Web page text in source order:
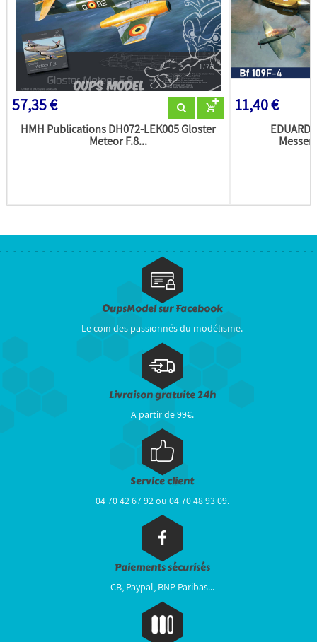
57,35 €
HMH Publications DH072-LEK005 Gloster
Meteor F.8...
11,40 €
OupsModel sur Facebook
Le coin des passionnés du modélisme.
Livraison gratuite 24h
A partir de 99€.
Service client
04 70 42 67 92 ou 04 70 48 93 09.
Paiements sécurisés
CB, Paypal, BNP Paribas...